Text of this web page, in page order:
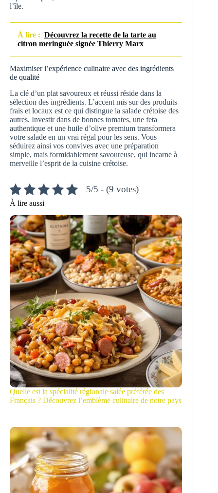
l’île.
À lire : Découvrez la recette de la tarte au
citron meringuée signée Thierry Marx
Maximiser l’expérience culinaire avec des ingrédients
de qualité
La clé d’un plat savoureux et réussi réside dans la
sélection des ingrédients. L’accent mis sur des produits
frais et locaux est ce qui distingue la salade crétoise des
autres. Investir dans de bonnes tomates, une feta
authentique et une huile d’olive premium transformera
votre salade en un vrai régal pour les sens. Vous
séduirez ainsi vos convives avec une préparation
simple, mais formidablement savoureuse, qui incarne à
merveille l’esprit de la cuisine crétoise.
5/5 - (9 votes)
À lire aussi
Quelle est la spécialité régionale salée préférée des
Français ? Découvrez l’emblème culinaire de notre pays